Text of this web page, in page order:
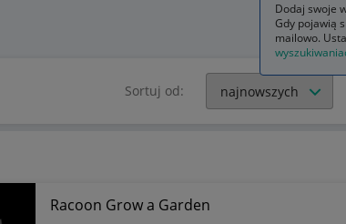
Sortuj od:
Racoon Grow a Garden
Dodaj swoje
Gdy pojawią
mailowo.